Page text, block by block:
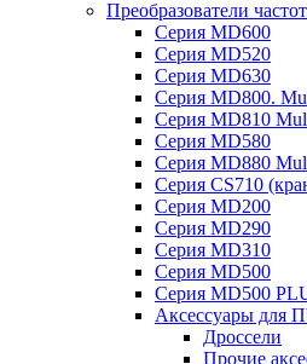
Преобразователи
Серия MD600
Серия MD520
Серия MD630
Серия MD800.
Серия MD810
Серия MD580
Серия MD880
Серия CS710
Серия MD200
Серия MD290
Серия MD310
Серия MD500
Серия MD500
Аксессуары для
Дроссели
Прочие